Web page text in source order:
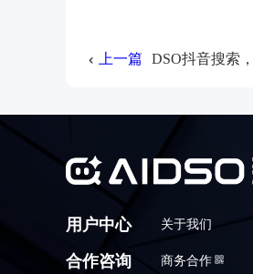
上一篇
用户中心 关于我们
合作咨询 商务合作